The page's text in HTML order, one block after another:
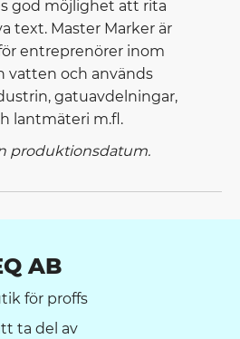
god möjlighet att rita
text. Master Marker är
entreprenörer inom
vatten och används
gatuavdelningar,
lantmäteri m.fl.
produktionsdatum.
AB
för proffs
ta del av